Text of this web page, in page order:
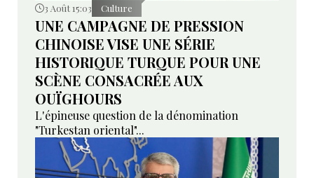
3 Août 15:03 Culture
UNE CAMPAGNE DE PRESSION
CHINOISE VISE UNE SÉRIE
HISTORIQUE TURQUE POUR UNE
SCÈNE CONSACRÉE AUX
OUÏGHOURS
L'épineuse question de la dénomination
"Turkestan oriental"...